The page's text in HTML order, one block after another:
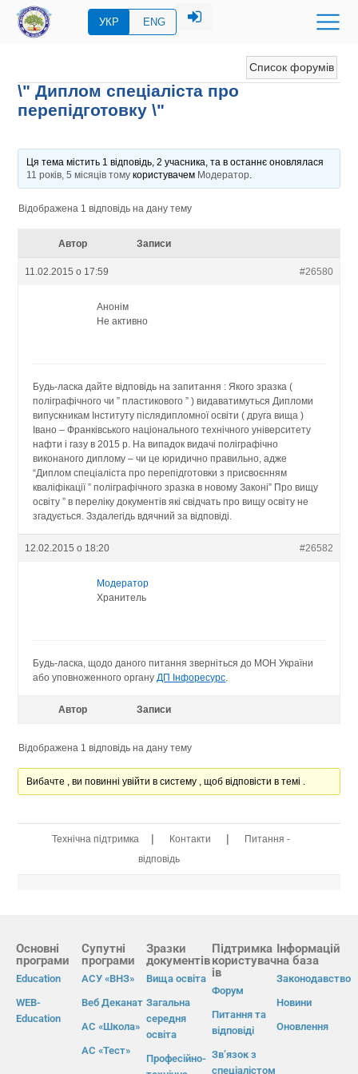
УКР ENG
Список форумів
\" Диплом спеціаліста про
перепідготовку \"
Ця тема містить 1 відповідь, 2 учасника, та в останнє оновлялася
11 років, 5 місяців томукористувачем Модератор.
Відображена 1 відповідь на дану тему
Автор Записи
11.02.2015 о 17:59 #26580
Анонім
Не активно
Будь-ласка дайте відповідь на запитання : Якого зразка (
поліграфічного чи ” пластикового ” ) видаватимуться Дипломи
випускникам Інституту післядипломної освіти ( друга вища )
Івано – Франківського національного технічного університету
нафти і газу в 2015 р. На випадок видачі поліграфічно
виконаного диплому – чи це юридично правильно, адже
“Диплом спеціаліста про перепідготовки з присвоєнням
кваліфікації ” поліграфічного зразка в новому Законі” Про вищу
освіту ” в переліку документів які свідчать про вищу освіту не
згадується. Зздалегідь вдячний за відповіді.
12.02.2015 о 18:20 #26582
Модератор
Хранитель
Будь-ласка, щодо даного питання зверніться до МОН України
або уповноженного органуДП Інфоресурс.
Автор Записи
Відображена 1 відповідь на дану тему
Вибачте , ви повинні увійти в систему , щоб відповісти в темі .
Технічна підтримка | Контакти |
Питання -
відповідь
Основні
програми
Education
WEB-
Education
Супутні
програми
АСУ «ВНЗ»
Веб Деканат
АС «Школа»
АС «Тест»
Зразки
документів
Вища освіта
Загальна
середня
освіта
Професійно-
Підтримка
користувач
ів
Форум
Питання та
відповіді
Зв’язок з
спеціалістом
Інформацій
на база
Законодавство
Новини
Оновлення